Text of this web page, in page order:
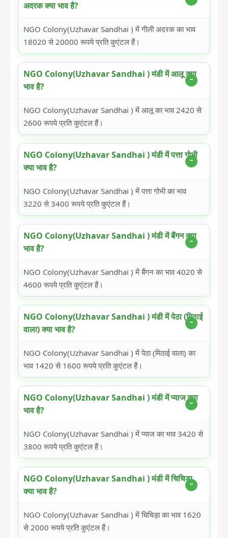
अदरक क्या भाव है?
NGO Colony(Uzhavar Sandhai ) में गीली अदरक का भाव
18020 से 20000 रूपये प्रति कुएंटल हैं।
NGO Colony(Uzhavar Sandhai ) मंडी में आलू क्या
भाव है?
NGO Colony(Uzhavar Sandhai ) में आलू का भाव 2420 से
2600 रूपये प्रति कुएंटल हैं।
NGO Colony(Uzhavar Sandhai ) मंडी में पत्ता गोभी
क्या भाव है?
NGO Colony(Uzhavar Sandhai ) में पत्ता गोभी का भाव
3220 से 3400 रूपये प्रति कुएंटल हैं।
NGO Colony(Uzhavar Sandhai ) मंडी में बैंगन क्या
भाव है?
NGO Colony(Uzhavar Sandhai ) में बैंगन का भाव 4020 से
4600 रूपये प्रति कुएंटल हैं।
NGO Colony(Uzhavar Sandhai ) मंडी में पेठा (मिठाई
वाला) क्या भाव है?
NGO Colony(Uzhavar Sandhai ) में पेठा (मिठाई वाला) का
भाव 1420 से 1600 रूपये प्रति कुएंटल हैं।
NGO Colony(Uzhavar Sandhai ) मंडी में प्याज क्या
भाव है?
NGO Colony(Uzhavar Sandhai ) में प्याज का भाव 3420 से
3800 रूपये प्रति कुएंटल हैं।
NGO Colony(Uzhavar Sandhai ) मंडी में चिचिड़ा
क्या भाव है?
NGO Colony(Uzhavar Sandhai ) में चिचिड़ा का भाव 1620
से 2000 रूपये प्रति कुएंटल हैं।